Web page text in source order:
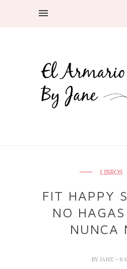
LIBROS
FIT HAPPY
NO
NUNCA
BY JANE -